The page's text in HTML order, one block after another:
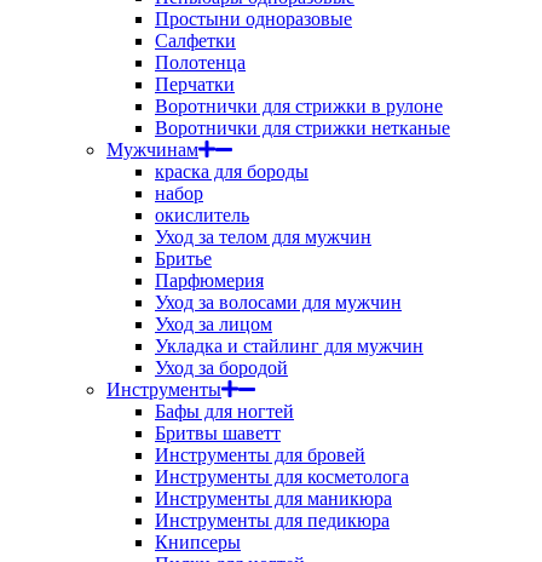
Простыни одноразовые
Салфетки
Полотенца
Перчатки
Воротнички для стрижки в рулоне
Воротнички для стрижки нетканые
Мужчинам
краска для бороды
набор
окислитель
Уход за телом для мужчин
Бритье
Парфюмерия
Уход за волосами для мужчин
Уход за лицом
Укладка и стайлинг для мужчин
Уход за бородой
Инструменты
Бафы для ногтей
Бритвы шаветт
Инструменты для бровей
Инструменты для косметолога
Инструменты для маникюра
Инструменты для педикюра
Книпсеры